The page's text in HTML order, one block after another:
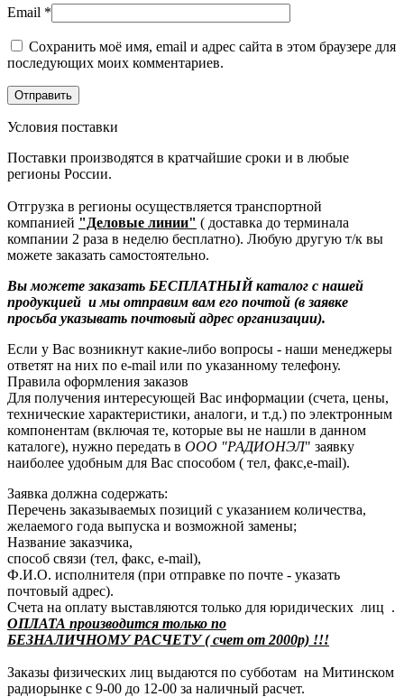
Email *
Сохранить моё имя, email и адрес сайта в этом браузере для
последующих моих комментариев.
Условия поставки
Поставки производятся в кратчайшие сроки и в любые
регионы России.
Отгрузка в регионы осуществляется транспортной
компанией "Деловые линии" ( доставка до терминала
компании 2 раза в неделю бесплатно). Любую другую т/к вы
можете заказать самостоятельно.
Вы можете заказать БЕСПЛАТНЫЙ каталог с нашей
продукцией и мы отправим вам его почтой (в заявке
просьба указывать почтовый адрес организации).
Если у Вас возникнут какие-либо вопросы - наши менеджеры
ответят на них по e-mail или по указанному телефону.
Правила оформления заказов
Для получения интересующей Вас информации (счета, цены,
технические характеристики, аналоги, и т.д.) по электронным
компонентам (включая те, которые вы не нашли в данном
каталоге), нужно передать в ООО "РАДИОНЭЛ" заявку
наиболее удобным для Вас способом ( тел, факс,e-mail).
Заявка должна содержать:
Перечень заказываемых позиций с указанием количества,
желаемого года выпуска и возможной замены;
Название заказчика,
способ связи (тел, факс, e-mail),
Ф.И.О. исполнителя (при отправке по почте - указать
почтовый адрес).
Счета на оплату выставляются только для юридических лиц .
ОПЛАТА производится только по
БЕЗНАЛИЧНОМУ РАСЧЕТУ ( счет от 2000р) !!!
Заказы физических лиц выдаются по субботам на Митинском
радиорынке с 9-00 до 12-00 за наличный расчет.